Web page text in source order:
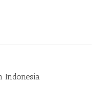
Indonesia